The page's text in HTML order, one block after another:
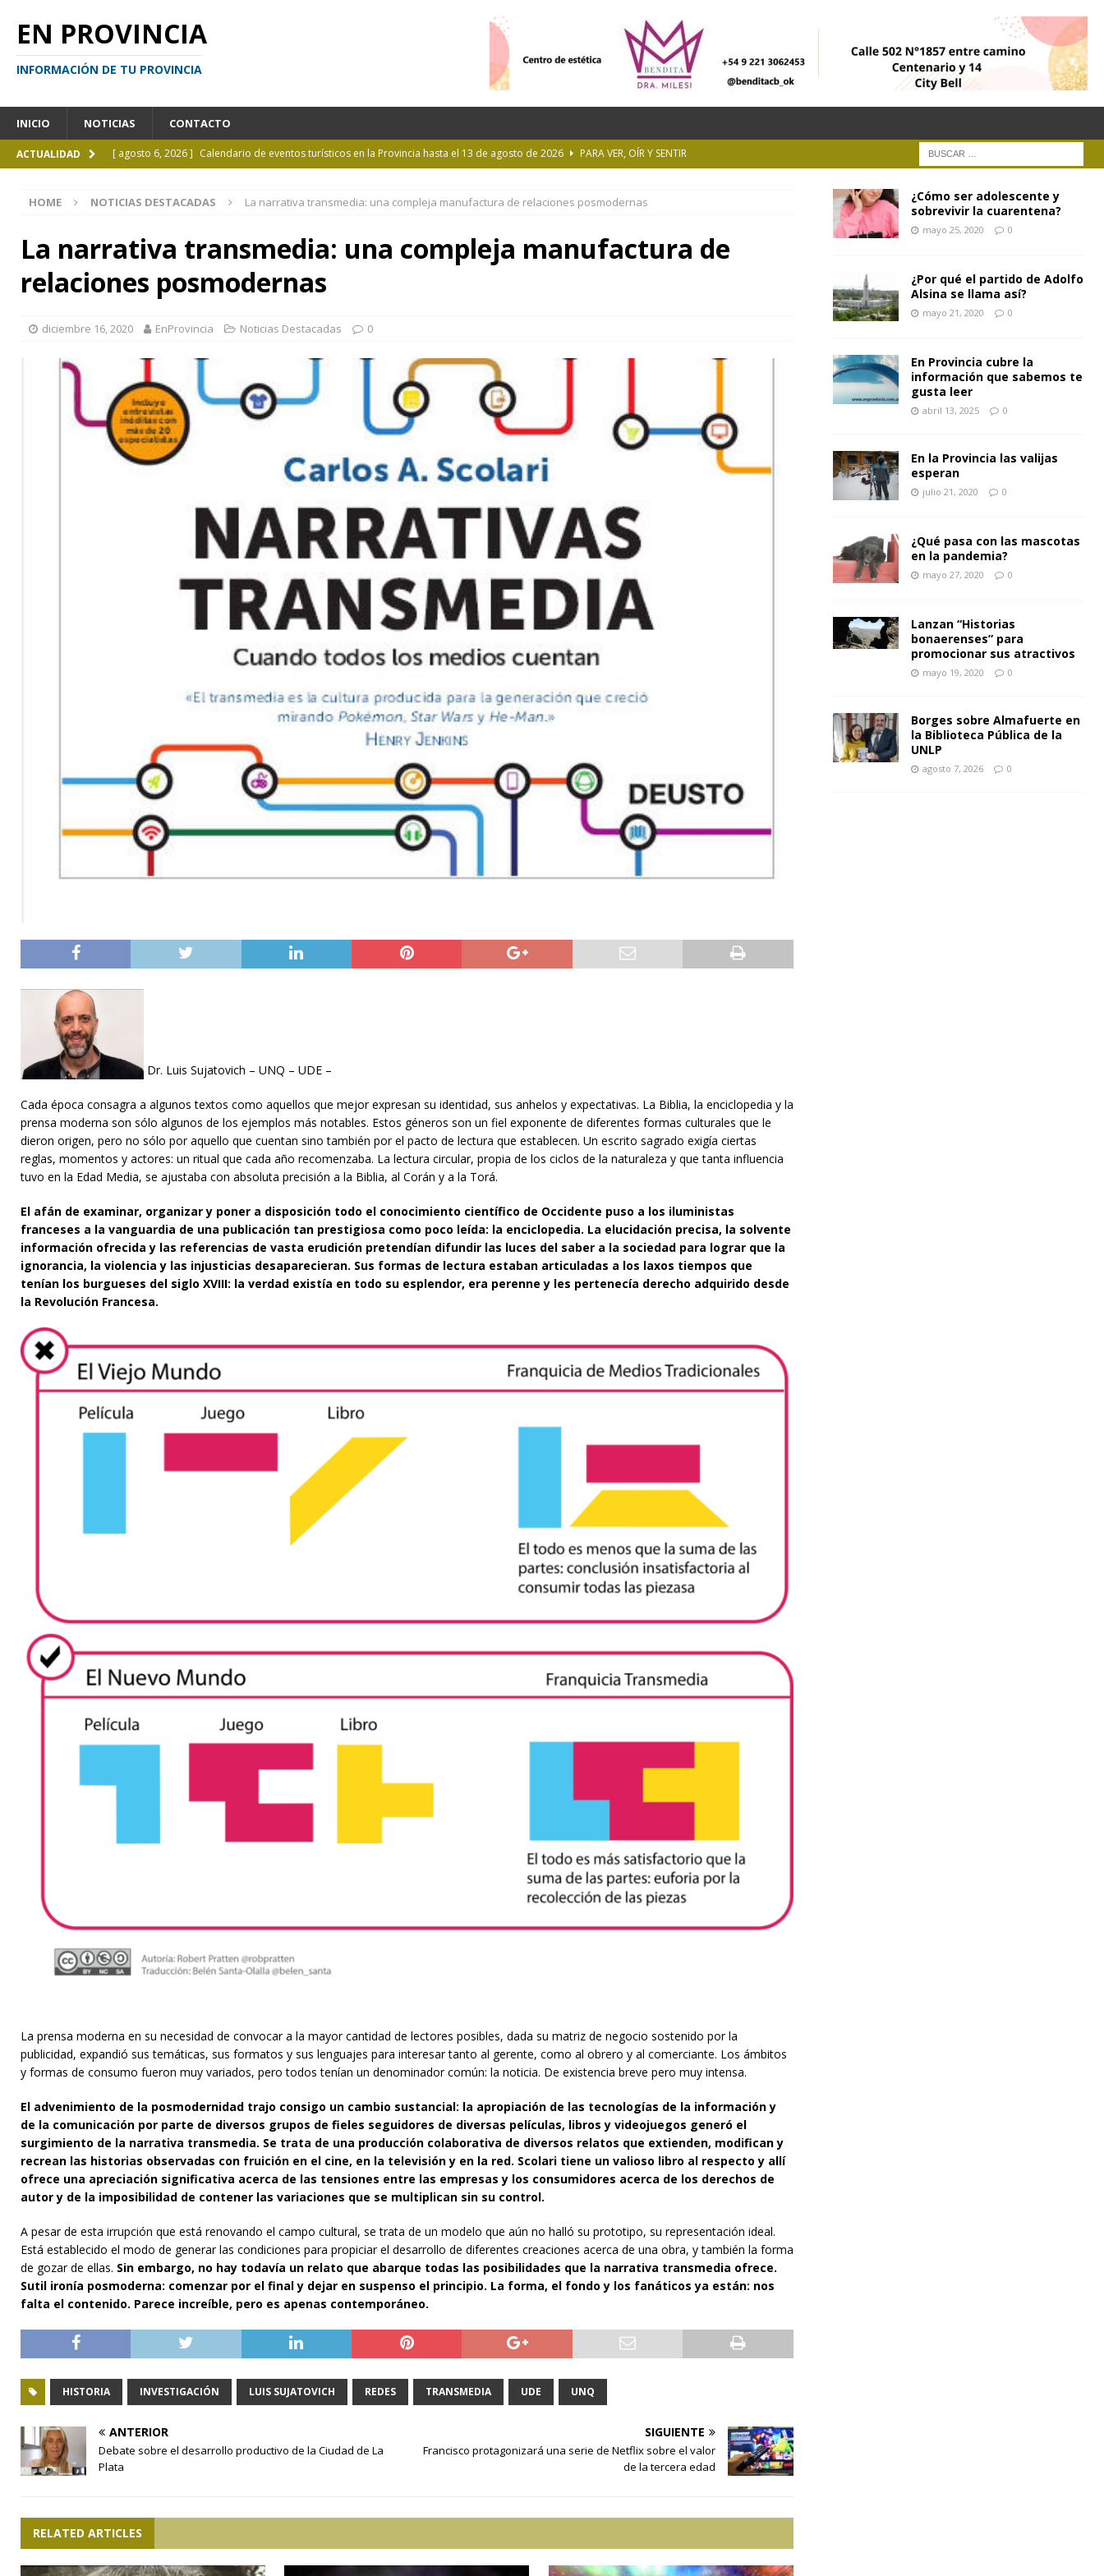
EN PROVINCIA
INFORMACIÓN DE TU PROVINCIA
INICIO NOTICIAS CONTACTO
ACTUALIDAD [ agosto 6, 2026 ] Calendario de eventos turísticos en la Provincia hasta el 13 de agosto de 2026
PARA VER, OÍR Y SENTIR
[ agosto 5, 2026 ] La mujer que sobrevivió tras ser arrastrada por una tormenta a casi 10 mil metros de altura
CURIOSIDADES
Kicillof inauguró un nuevo SUM en Longchamps y entregó escrituras en Almirante Brown
[ agosto 7, 2026 ] Borges sobre Almafuerte en la Biblioteca Pública de la UNLP
HOME NOTICIAS DESTACADAS La narrativa transmedia: una compleja manufactura de relaciones posmodernas
La narrativa transmedia: una compleja manufactura de
relaciones posmodernas
diciembre 16, 2020 EnProvincia Noticias Destacadas 0
Dr. Luis Sujatovich – UNQ – UDE –
Cada época consagra a algunos textos como aquellos que mejor expresan su identidad, sus anhelos y expectativas. La Biblia, la enciclopedia y la
prensa moderna son sólo algunos de los ejemplos más notables. Estos géneros son un fiel exponente de diferentes formas culturales que le
dieron origen, pero no sólo por aquello que cuentan sino también por el pacto de lectura que establecen. Un escrito sagrado exigía ciertas
reglas, momentos y actores: un ritual que cada año recomenzaba. La lectura circular, propia de los ciclos de la naturaleza y que tanta influencia
tuvo en la Edad Media, se ajustaba con absoluta precisión a la Biblia, al Corán y a la Torá.
El afán de examinar, organizar y poner a disposición todo el conocimiento científico de Occidente puso a los iluministas
franceses a la vanguardia de una publicación tan prestigiosa como poco leída: la enciclopedia. La elucidación precisa, la solvente
información ofrecida y las referencias de vasta erudición pretendían difundir las luces del saber a la sociedad para lograr que la
ignorancia, la violencia y las injusticias desaparecieran. Sus formas de lectura estaban articuladas a los laxos tiempos que
tenían los burgueses del siglo XVIII: la verdad existía en todo su esplendor, era perenne y les pertenecía derecho adquirido desde
la Revolución Francesa.
La prensa moderna en su necesidad de convocar a la mayor cantidad de lectores posibles, dada su matriz de negocio sostenido por la
publicidad, expandió sus temáticas, sus formatos y sus lenguajes para interesar tanto al gerente, como al obrero y al comerciante. Los ámbitos
y formas de consumo fueron muy variados, pero todos tenían un denominador común: la noticia. De existencia breve pero muy intensa.
El advenimiento de la posmodernidad trajo consigo un cambio sustancial: la apropiación de las tecnologías de la información y
de la comunicación por parte de diversos grupos de fieles seguidores de diversas películas, libros y videojuegos generó el
surgimiento de la narrativa transmedia. Se trata de una producción colaborativa de diversos relatos que extienden, modifican y
recrean las historias observadas con fruición en el cine, en la televisión y en la red. Scolari tiene un valioso libro al respecto y allí
ofrece una apreciación significativa acerca de las tensiones entre las empresas y los consumidores acerca de los derechos de
autor y de la imposibilidad de contener las variaciones que se multiplican sin su control.
A pesar de esta irrupción que está renovando el campo cultural, se trata de un modelo que aún no halló su prototipo, su representación ideal.
Está establecido el modo de generar las condiciones para propiciar el desarrollo de diferentes creaciones acerca de una obra, y también la forma
de gozar de ellas. Sin embargo, no hay todavía un relato que abarque todas las posibilidades que la narrativa transmedia ofrece.
Sutil ironía posmoderna: comenzar por el final y dejar en suspenso el principio. La forma, el fondo y los fanáticos ya están: nos
falta el contenido. Parece increíble, pero es apenas contemporáneo.
HISTORIA INVESTIGACIÓN LUIS SUJATOVICH REDES TRANSMEDIA UDE UNQ
ANTERIOR
Debate sobre el desarrollo productivo de la Ciudad de La
Plata
SIGUIENTE
Francisco protagonizará una serie de Netflix sobre el valor
de la tercera edad
RELATED ARTICLES
¿Cómo ser adolescente y
sobrevivir la cuarentena?
mayo 25, 2020 0
¿Por qué el partido de Adolfo
Alsina se llama así?
mayo 21, 2020 0
En Provincia cubre la
información que sabemos te
gusta leer
abril 13, 2025 0
En la Provincia las valijas
esperan
julio 21, 2020 0
¿Qué pasa con las mascotas
en la pandemia?
mayo 27, 2020 0
Lanzan “Historias
bonaerenses” para
promocionar sus atractivos
mayo 19, 2020 0
Borges sobre Almafuerte en
la Biblioteca Pública de la
UNLP
agosto 7, 2026 0